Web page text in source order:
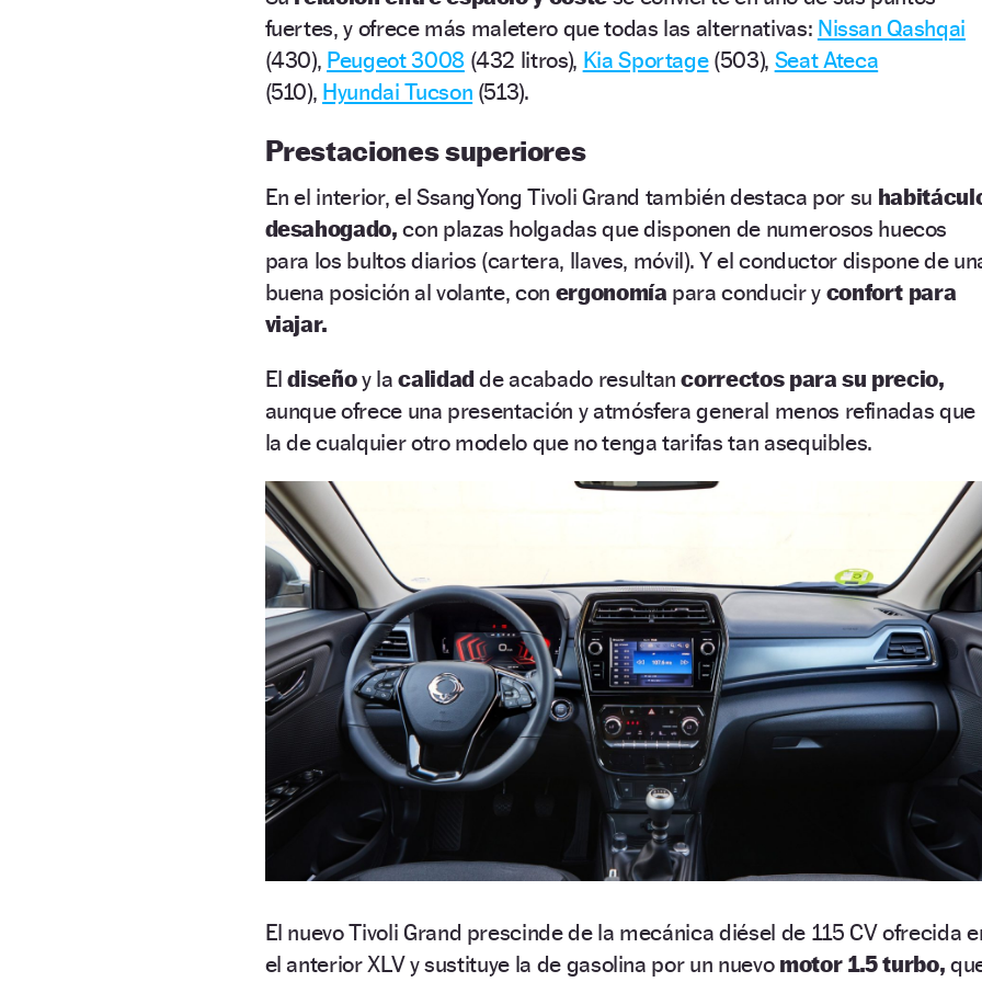
fuertes, y ofrece más maletero que todas las alternativas: Nissan Qashqai
(430), Peugeot 3008(432 litros), Kia Sportage(503), Seat Ateca
(510), Hyundai Tucson (513).
Prestaciones superiores
En el interior, el SsangYong Tivoli Grand también destaca por su
desahogado,con plazas holgadas que disponen de numerosos huecos
para los bultos diarios (cartera, llaves, móvil). Y el conductor dispone de
buena posición al volante, con ergonomía para conducir y confort para
viajar.
Eldiseñoy lacalidadde acabado resultancorrectos para su precio,
aunque ofrece una presentación y atmósfera general menos refinadas que
la de cualquier otro modelo que no tenga tarifas tan asequibles.
El nuevo Tivoli Grand prescinde de la mecánica diésel de 115 CV ofrecida
el anterior XLV y sustituye la de gasolina por un nuevo motor 1.5 turbo,